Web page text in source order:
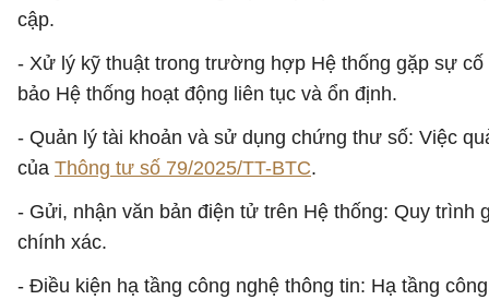
cập.
- Xử lý kỹ thuật trong trường hợp Hệ thống gặp sự
bảo Hệ thống hoạt động liên tục và ổn định.
- Quản lý tài khoản và sử dụng chứng thư số: Việc
của Thông tư số 79/2025/TT-BTC.
- Gửi, nhận văn bản điện tử trên Hệ thống: Quy
chính xác.
- Điều kiện hạ tầng công nghệ thông tin: Hạ tầng